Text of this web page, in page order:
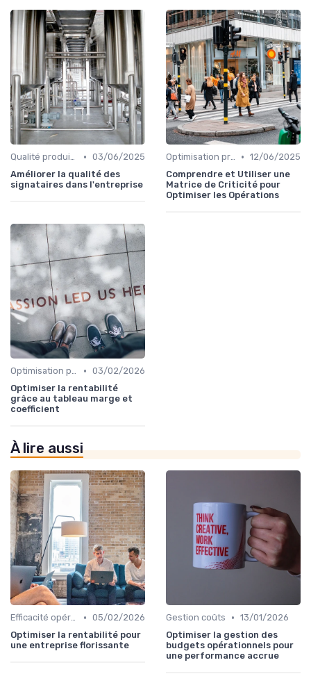
Qualité produit et service • 03/06/2025
Améliorer la qualité des
signataires dans l'entreprise
Optimisation processus • 12/06/2025
Comprendre et Utiliser une
Matrice de Criticité pour
Optimiser les Opérations
Optimisation processus • 03/02/2026
Optimiser la rentabilité
grâce au tableau marge et
coefficient
À lire aussi
Efficacité opérationnelle • 05/02/2026
Optimiser la rentabilité pour
une entreprise florissante
Gestion coûts • 13/01/2026
Optimiser la gestion des
budgets opérationnels pour
une performance accrue